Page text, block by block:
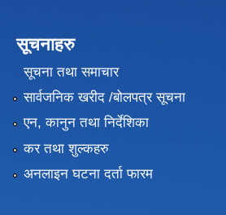
सूचनाहरु
सूचना तथा समाचार
सार्वजनिक खरीद /बोलपत्र सूचना
एन, कानुन तथा निर्देशिका
कर तथा शुल्कहरु
अनलाइन घटना दर्ता फारम